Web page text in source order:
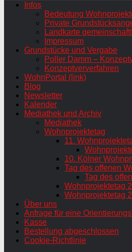
Infos
Bedeutung
Private
Landkarte
Impressum
Grundstücke und Vergabe
Poller Damm –
Konzeptververfahren
WohnPortal (link)
Blog
Newsletter
Kalender
Mediathek und Archiv
Mediathek
Wohnprojektetag
11.
10. Kölner
Tag des offenen
Tag des
Wohnprojektetag
Wohnprojektetag
Über uns
Anfrage für eine
Kasse
Bestellung abgeschlossen
Cookie-Richtlinie